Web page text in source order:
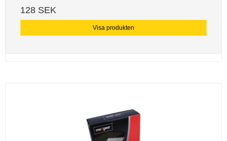
128 SEK
Visa produkten